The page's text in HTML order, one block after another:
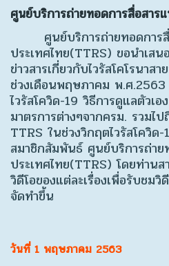
ศูนย์บริการถ่ายทอดการสื่อสาร
ศูนย์บริการถ่ายทอดการสื่
ประเทศไทย(TTRS) ขอนำเส
ข่าวสารเกี่ยวกับไวรัสโคโรนา
ช่วงเดือนพฤษภาคม พ.ศ
ไวรัสโควิด-19 วิธีการดูแลตัวเ
มาตรการต่างๆจากครม. รวมไ
TTRS ในช่วงวิกฤตไวรัสโควิด
สมาชิกสัมพันธ์ ศูนย์บริการถ่าย
ประเทศไทย(TTRS) โดยท่าน
วิดีโอของแต่ละเรื่องเพื่อรับชม
จัดทำขึ้น
วันที่ 1 พฤษภาคม 2563